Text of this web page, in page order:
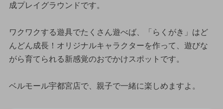
成プレイグラウンドです。
ワクワクする遊具でたくさん遊べば、「らくがき」はど
んどん成長！オリジナルキャラクターを作って、遊びな
がら育てられる新感覚のおでかけスポットです。
ベルモール宇都宮店で、親子で一緒に楽しめますよ。